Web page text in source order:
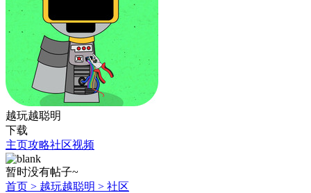
越玩越聪明
下载
主页攻略社区视频
暂时没有帖子~
首页 > 越玩越聪明 > 社区